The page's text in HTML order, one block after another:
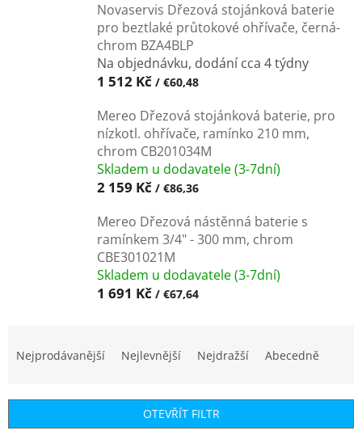
Novaservis Dřezová stojánková baterie
pro beztlaké průtokové ohřívače, černá-
chrom BZA4BLP
Na objednávku, dodání cca 4 týdny
1 512 Kč / €60,48
Mereo Dřezová stojánková baterie, pro
nízkotl. ohřívače, ramínko 210 mm,
chrom CB201034M
Skladem u dodavatele (3-7dní)
2 159 Kč / €86,36
Mereo Dřezová nástěnná baterie s
ramínkem 3/4" - 300 mm, chrom
CBE301021M
Skladem u dodavatele (3-7dní)
1 691 Kč / €67,64
n
í
Nejprodávanější Nejlevnější Nejdražší Abecedně
OTEVŘÍT FILTR